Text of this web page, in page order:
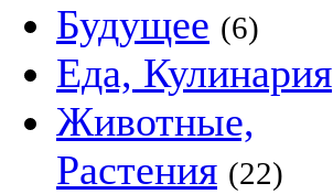
Будущее (6)
Еда, Кулинария
Животные,
Растения (22)